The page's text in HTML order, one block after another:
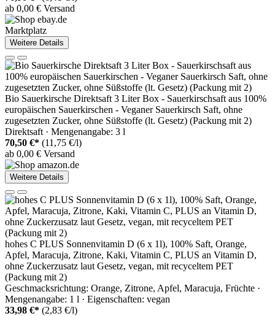
ab 0,00 € Versand
Marktplatz
Weitere Details
Bio Sauerkirsche Direktsaft 3 Liter Box - Sauerkirschsaft aus 100%
europäischen Sauerkirschen - Veganer Sauerkirsch Saft, ohne
zugesetzten Zucker, ohne Süßstoffe (lt. Gesetz) (Packung mit 2)
Direktsaft · Mengenangabe: 3 l
70,50 €* (11,75 €/l)
ab 0,00 € Versand
Weitere Details
hohes C PLUS Sonnenvitamin D (6 x 1l), 100% Saft, Orange,
Apfel, Maracuja, Zitrone, Kaki, Vitamin C, PLUS an Vitamin D,
ohne Zuckerzusatz laut Gesetz, vegan, mit recyceltem PET
(Packung mit 2)
Geschmacksrichtung: Orange, Zitrone, Apfel, Maracuja, Früchte ·
Mengenangabe: 1 l · Eigenschaften: vegan
33,98 €* (2,83 €/l)